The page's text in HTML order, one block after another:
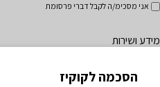
הסכמה לקוקיז
אני מסכימ/ה לקבל דברי פרסומת
מידע ושירות